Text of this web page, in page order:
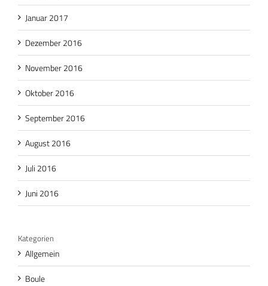
Januar 2017
Dezember 2016
November 2016
Oktober 2016
September 2016
August 2016
Juli 2016
Juni 2016
Kategorien
Allgemein
Boule